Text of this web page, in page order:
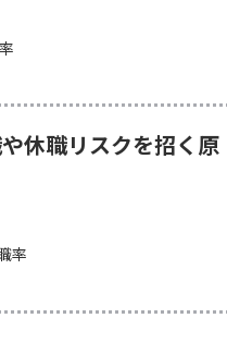
休職リスクを招く原
率